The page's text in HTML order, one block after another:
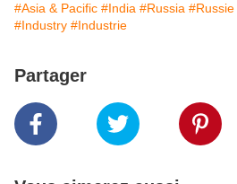
#Asia & Pacific #India #Russia #Russie
#Industry #Industrie
Partager